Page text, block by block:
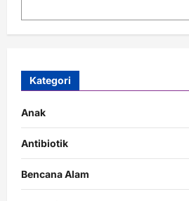
Kategori
Anak
Antibiotik
Bencana Alam